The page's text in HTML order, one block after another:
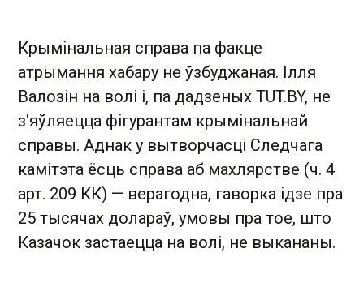
Крымінальная справа па факце
атрымання хабару не ўзбуджаная. Ілля
Валозін на волі і, па дадзеных TUT.BY , не
з'яўляецца фігурантам крымінальнай
справы. Аднак у вытворчасці Следчага
камітэта ёсць справа аб махлярстве (ч. 4
арт. 209 КК) — верагодна, гаворка ідзе пра
25 тысячах долараў, умовы пра тое, што
Казачок застаецца на волі, не выкананы.